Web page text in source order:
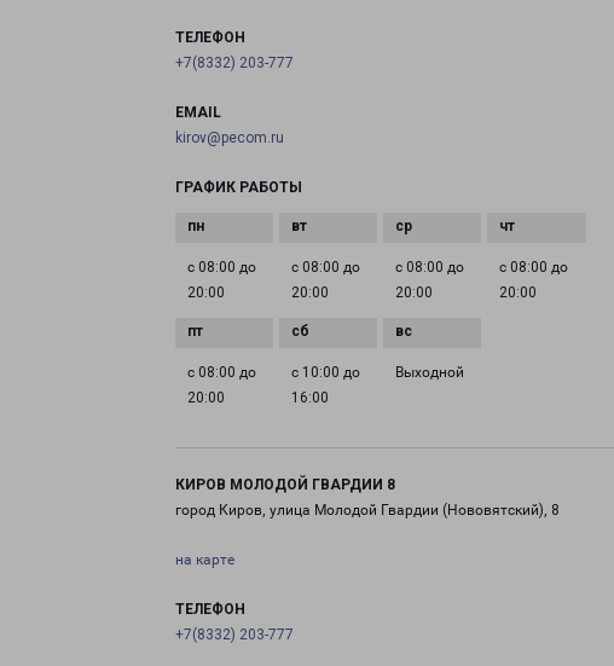
ТЕЛЕФОН
+7(8332) 203-777
EMAIL
kirov@pecom.ru
ГРАФИК РАБОТЫ
с 08:00 до
20:00
с 08:00 до
20:00
с 08:00 до
20:00
с 08:00 до
20:00
с 08:00 до
20:00
с 10:00 до
16:00
Выходной
КИРОВ МОЛОДОЙ ГВАРДИИ 8
город Киров, улица Молодой Гвардии (Нововятский), 8
на карте
ТЕЛЕФОН
+7(8332) 203-777